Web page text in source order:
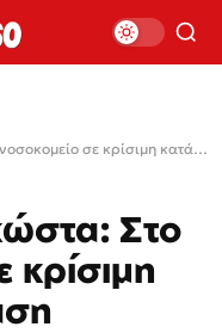
Γωγώ Μαστροκώστα: Στο νοσοκομείο σε κρίσιμη κατάσταση
Στο
κρίσιμη